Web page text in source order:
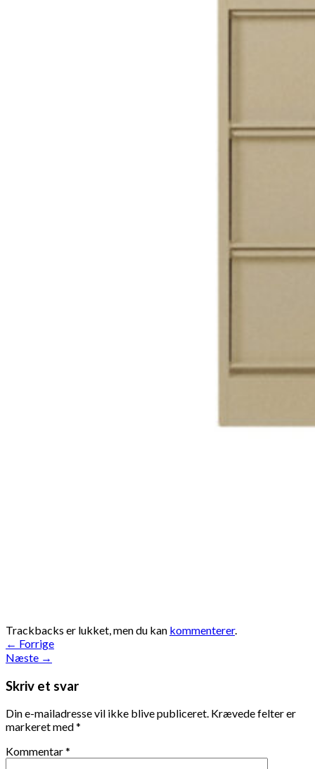
Trackbacks er lukket, men du kan kommenterer.
← Forrige
Næste →
Skriv et svar
Din e-mailadresse vil ikke blive publiceret. Krævede felter er
markeret med*
Kommentar*